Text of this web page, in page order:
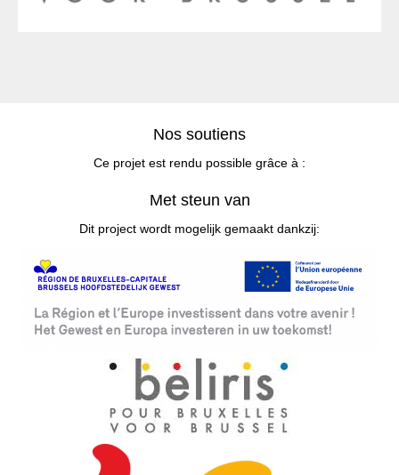
Nos soutiens
Ce projet est rendu possible grâce à :
Met steun van
Dit project wordt mogelijk gemaakt dankzij: